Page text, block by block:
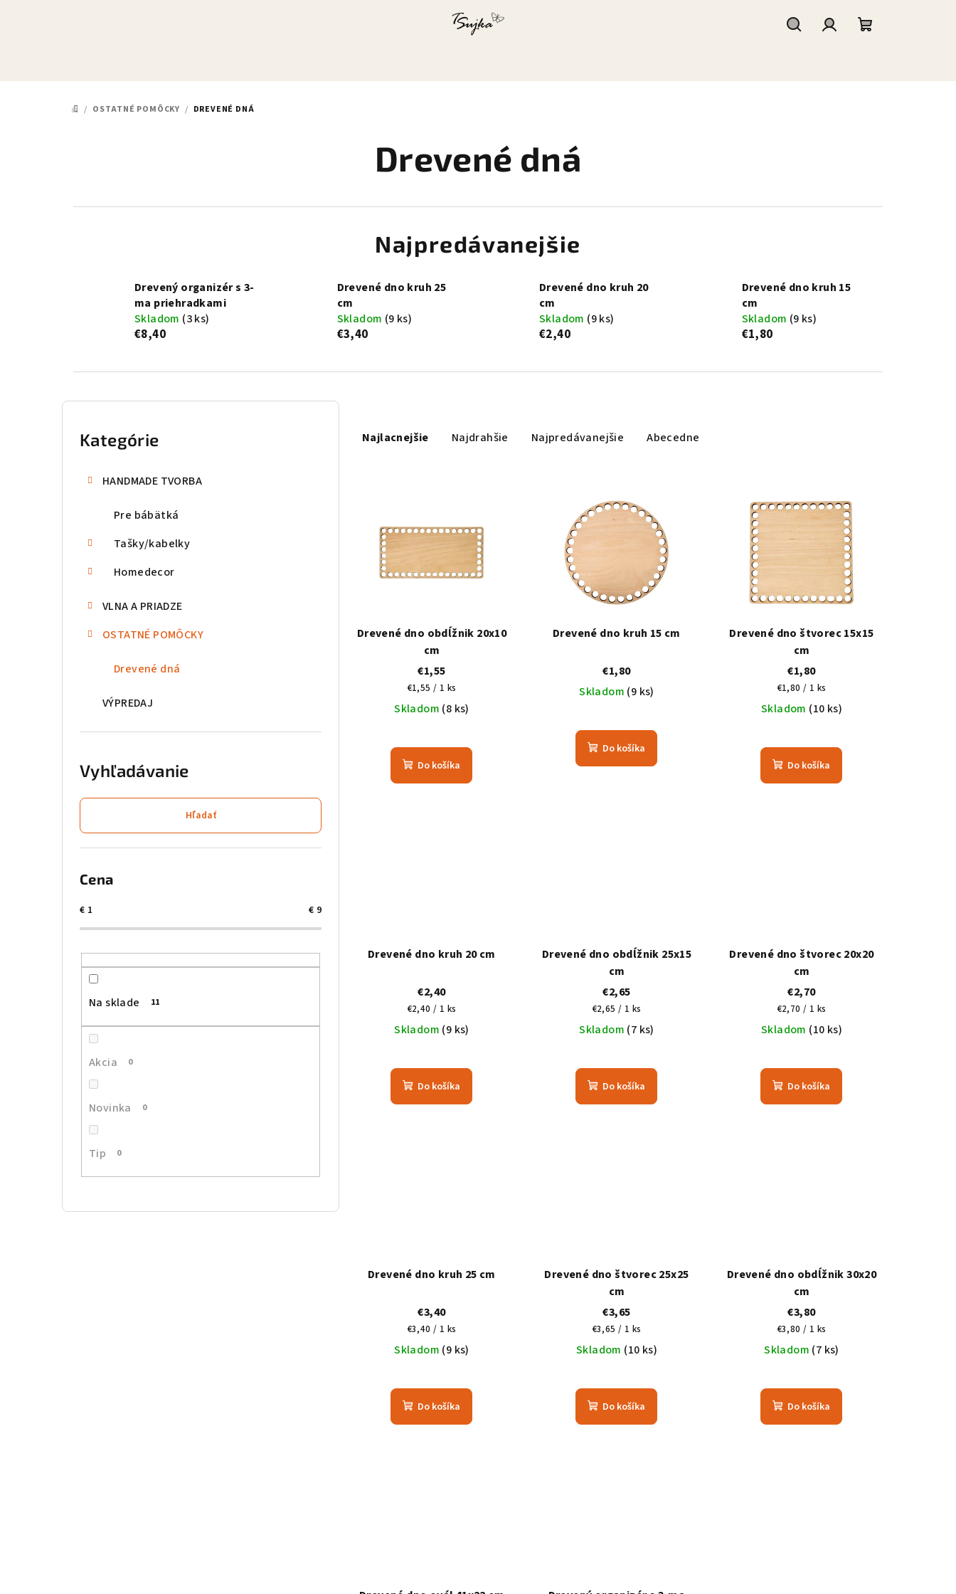
košík
DOMOV
/ OSTATNÉ POMÔCKY / DREVENÉ DNÁ
Drevené dná
Najpredávanejšie
Drevený organizér s 3-
ma priehradkami
Skladom (3 ks)
€8,40
Drevené dno kruh 25
cm
Skladom (9 ks)
€3,40
Drevené dno kruh 20
cm
Skladom (9 ks)
€2,40
Drevené dno kruh 15
cm
Skladom (9 ks)
€1,80
B
Preskočiť
kategórie
Kategórie
HANDMADE TVORBA
Pre bábätká
Tašky/kabelky
Homedecor
VLNA A PRIADZE
OSTATNÉ POMÔCKY
Drevené dná
VÝPREDAJ
Vyhľadávanie
Hľadať
Cena
€ 1 € 9
Na sklade 11
Akcia 0
Novinka 0
Tip 0
a
r
Najlacnejšie Najdrahšie Najpredávanejšie Abecedne
p
Drevené dno obdĺžnik 20x10
cm
€1,55
Jednotková
cena:
€1,55 / 1 ks
Skladom (8 ks)
Do košíka
Drevené dno kruh 15 cm
€1,80
Skladom (9 ks)
Do košíka
Drevené dno štvorec 15x15
cm
€1,80
Jednotková
cena:
€1,80 / 1 ks
Skladom (10 ks)
Do košíka
Drevené dno kruh 20 cm
€2,40
Jednotková
cena:
€2,40 / 1 ks
Skladom (9 ks)
Do košíka
Drevené dno obdĺžnik 25x15
cm
€2,65
Jednotková
cena:
€2,65 / 1 ks
Skladom (7 ks)
Do košíka
Drevené dno štvorec 20x20
cm
€2,70
Jednotková
cena:
€2,70 / 1 ks
Skladom (10 ks)
Do košíka
Drevené dno kruh 25 cm
€3,40
Jednotková
cena:
€3,40 / 1 ks
Skladom (9 ks)
Do košíka
Drevené dno štvorec 25x25
cm
€3,65
Jednotková
cena:
€3,65 / 1 ks
Skladom (10 ks)
Do košíka
Drevené dno obdĺžnik 30x20
cm
€3,80
Jednotková
cena:
€3,80 / 1 ks
Skladom (7 ks)
Do košíka